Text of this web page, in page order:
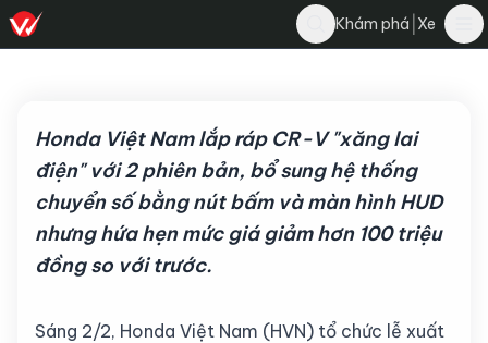
Khám phá Xe
2 tháng 2, 2026·4 phút đọc· 4.1K
Bình luận
Honda Việt Nam lắp ráp CR-V "xăng lai
điện" với 2 phiên bản, bổ sung hệ thống
chuyển số bằng nút bấm và màn hình HUD
nhưng hứa hẹn mức giá giảm hơn 100 triệu
đồng so với trước.
Sáng 2/2, Honda Việt Nam (HVN) tổ chức lễ xuất